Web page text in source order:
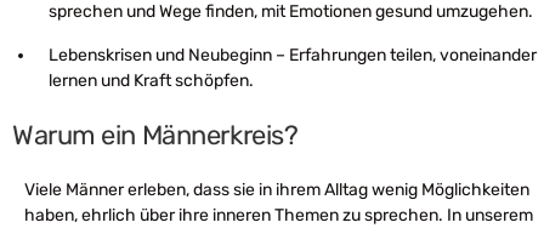
sprechen und Wege finden, mit Emotionen gesund umzugehen.
Lebenskrisen und Neubeginn – Erfahrungen teilen, voneinander
lernen und Kraft schöpfen.
Warum ein Männerkreis?
Viele Männer erleben, dass sie in ihrem Alltag wenig Möglichkeiten
haben, ehrlich über ihre inneren Themen zu sprechen. In unserem